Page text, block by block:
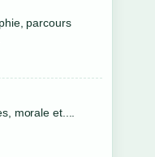
parcours
morale et....